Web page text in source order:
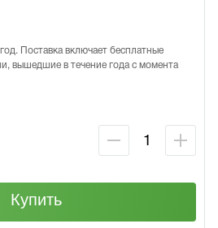
Поставка включает бесплатные
вышедшие в течение года с момента
Купить